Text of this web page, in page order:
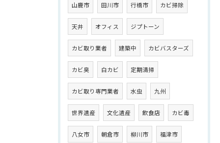
山鹿市 田川市 行橋市 カビ掃除
天井 オフィス ジプトーン
カビ取り業者 建築中 カビバスターズ
カビ臭 白カビ 定期清掃
カビ取り専門業者 水虫 九州
世界遺産 文化遺産 飲食店 カビ毒
八女市 朝倉市 柳川市 福津市